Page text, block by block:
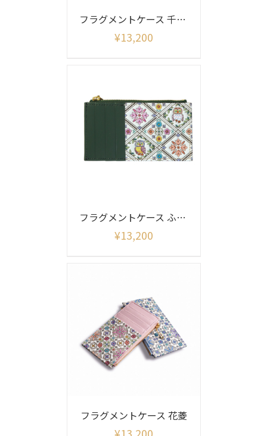
フラグメントケース 千鳥草
¥13,200
フラグメントケース ふくろうサンライズ
¥13,200
フラグメントケース 花菱
¥13,200